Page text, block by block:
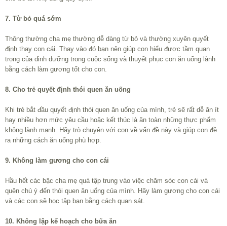
7. Từ bỏ quá sớm
Thông thường cha mẹ thường dễ dàng từ bỏ và thường xuyên quyết
định thay con cái. Thay vào đó bạn nên giúp con hiểu được tầm quan
trọng của dinh dưỡng trong cuộc sống và thuyết phục con ăn uống lành
bằng cách làm gương tốt cho con.
8. Cho trẻ quyết định thói quen ăn uống
Khi trẻ bắt đầu quyết định thói quen ăn uống của mình, trẻ sẽ rất dễ ăn ít
hay nhiều hơn mức yêu cầu hoặc kết thúc là ăn toàn những thực phẩm
không lành mạnh. Hãy trò chuyện với con về vấn đề này và giúp con đề
ra những cách ăn uống phù hợp.
9. Không làm gương cho con cái
Hầu hết các bậc cha mẹ quá tập trung vào việc chăm sóc con cái và
quên chú ý đến thói quen ăn uống của mình. Hãy làm gương cho con cái
và các con sẽ học tập bạn bằng cách quan sát.
10. Không lập kế hoạch cho bữa ăn